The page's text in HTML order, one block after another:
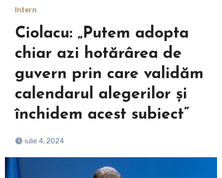
Intern
Ciolacu: „Putem adopta
chiar azi hotărârea de
guvern prin care validăm
calendarul alegerilor și
închidem acest subiect”
iulie 4, 2024